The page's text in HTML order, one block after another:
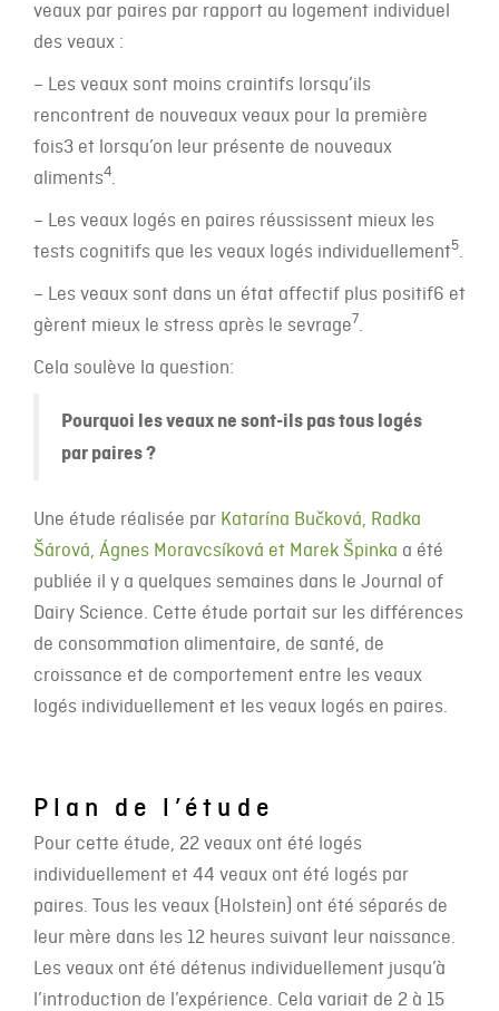
veaux par paires par rapport au logement individuel
des veaux :
– Les veaux sont moins craintifs lorsqu’ils
rencontrent de nouveaux veaux pour la première
fois3 et lorsqu’on leur présente de nouveaux
aliments4.
– Les veaux logés en paires réussissent mieux les
tests cognitifs que les veaux logés individuellement5.
– Les veaux sont dans un état affectif plus positif6 et
gèrent mieux le stress après le sevrage7.
Cela soulève la question:
Pourquoi les veaux ne sont-ils pas tous logés
par paires ?
Une étude réalisée par Katarína Bučková, Radka
Šárová, Ágnes Moravcsíková et Marek Špinka a été
publiée il y a quelques semaines dans le Journal of
Dairy Science. Cette étude portait sur les différences
de consommation alimentaire, de santé, de
croissance et de comportement entre les veaux
logés individuellement et les veaux logés en paires.
Plan de l’étude
Pour cette étude, 22 veaux ont été logés
individuellement et 44 veaux ont été logés par
paires. Tous les veaux (Holstein) ont été séparés de
leur mère dans les 12 heures suivant leur naissance.
Les veaux ont été détenus individuellement jusqu’à
l’introduction de l’expérience. Cela variait de 2 à 15